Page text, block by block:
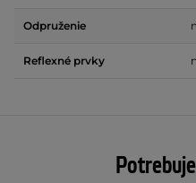
Odpruženie
Reflexné prvky